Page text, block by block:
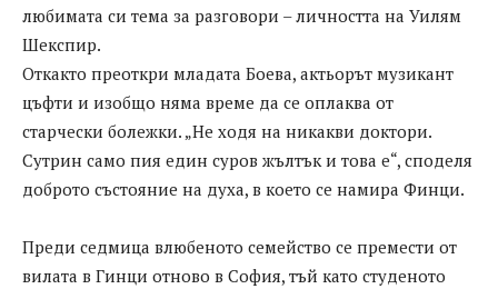
любимата си тема за разговори – личността на Уилям
Шекспир.
Откакто преоткри младата Боева, актьорът музикант
цъфти и изобщо няма време да се оплаква от
старчески болежки. „Не ходя на никакви доктори.
Сутрин само пия един суров жълтък и това е“, споделя
доброто състояние на духа, в което се намира Финци.
Преди седмица влюбеното семейство се премести от
вилата в Гинци отново в София, тъй като студеното